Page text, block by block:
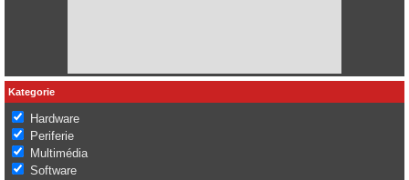
Kategorie
Hardware
Periferie
Multimédia
Software